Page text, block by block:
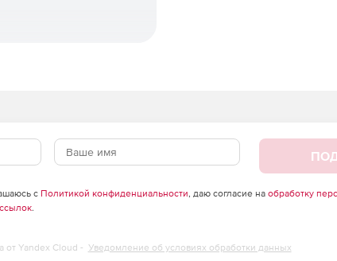
с Политикой конфиденциальности, даю согласие на обработку
.
от Yandex Cloud - Уведомление об условиях обработки данных